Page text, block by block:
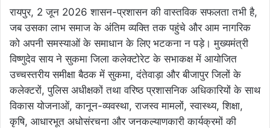
रायपुर, 2 जून 2026 शासन-प्रशासन की वास्तविक सफलता तभी है,
जब उसका लाभ समाज के अंतिम व्यक्ति तक पहुंचे और आम नागरिक
को अपनी समस्याओं के समाधान के लिए भटकना न पड़े। मुख्यमंत्री
विष्णुदेव साय ने सुकमा जिला कलेक्टोरेट के सभाकक्ष में आयोजित
उच्चस्तरीय समीक्षा बैठक में सुकमा, दंतेवाड़ा और बीजापुर जिलों के
कलेक्टरों, पुलिस अधीक्षकों तथा वरिष्ठ प्रशासनिक अधिकारियों के साथ
विकास योजनाओं, कानून-व्यवस्था, राजस्व मामलों, स्वास्थ्य, शिक्षा,
कृषि, आधारभूत अधोसंरचना और जनकल्याणकारी कार्यक्रमों की